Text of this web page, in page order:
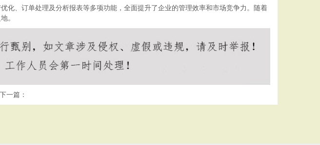
化、订单处理及分析报表等多项功能，全面提升了企业的管理效率和市场竞争力。随着
。
下一篇：